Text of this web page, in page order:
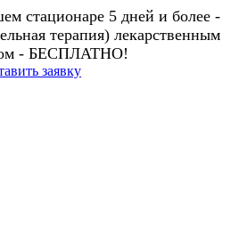
стационаре 5 дней и более -
терапия) лекарственным
- БЕСПЛАТНО!
заявку